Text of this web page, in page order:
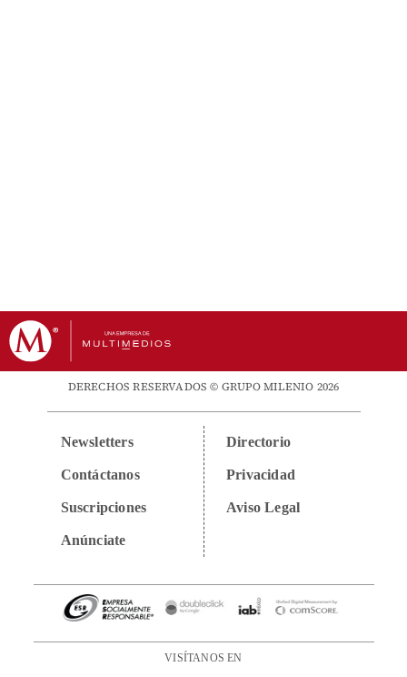
DERECHOS RESERVADOS © GRUPO MILENIO 2026
Newsletters
Contáctanos
Suscripciones
Anúnciate
Directorio
Privacidad
Aviso Legal
VISÍTANOS EN